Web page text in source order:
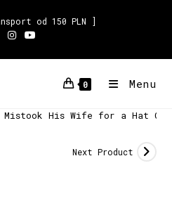
od 150 PLN ]
0 Menu
Mistook His Wife for a Hat
Next Product